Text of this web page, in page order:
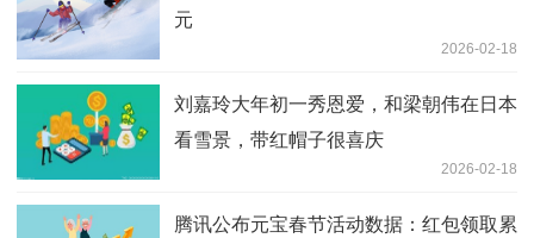
元
2026-02-18
刘嘉玲大年初一秀恩爱，和梁朝伟在日本
看雪景，带红帽子很喜庆
2026-02-18
腾讯公布元宝春节活动数据：红包领取累